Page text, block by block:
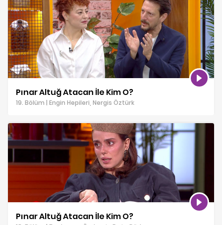
Pınar Altuğ Atacan İle Kim O?
19. Bölüm | Engin Hepileri, Nergis Öztürk
Pınar Altuğ Atacan İle Kim O?